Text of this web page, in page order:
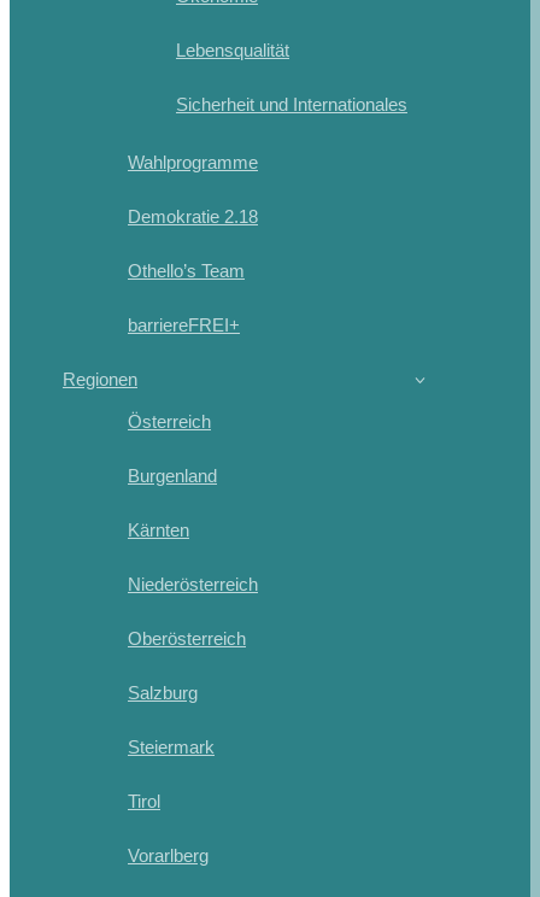
Lebensqualität
Sicherheit und Internationales
Wahlprogramme
Demokratie 2.18
Othello’s Team
barriereFREI+
Regionen
Österreich
Burgenland
Kärnten
Niederösterreich
Oberösterreich
Salzburg
Steiermark
Tirol
Vorarlberg